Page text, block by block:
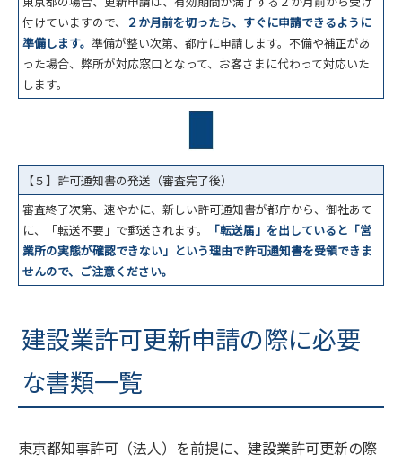
付けていますので、
２か月前を切ったら、すぐに申請できるように
準備します。 準備が整い次第、都庁に申請します。不備や補正があ
った場合、弊所が対応窓口となって、お客さまに代わって対応いた
します。
【５】許可通知書の発送（審査完了後）
審査終了次第、速やかに、新しい許可通知書が都庁から、御社あて
に、「転送不要」で郵送されます。
「転送届」を出していると「営
業所の実態が確認できない」という理由で許可通知書を受領できま
せんので、ご注意ください。
建設業許可更新申請の際に必要
な書類一覧
東京都知事許可（法人）を前提に、建設業許可更新の際